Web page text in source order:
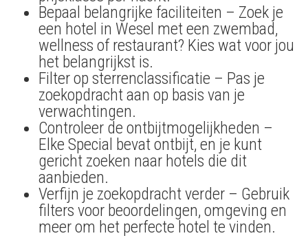
Bepaal belangrijke faciliteiten – Zoek je
een hotel in Wesel met een zwembad,
wellness of restaurant? Kies wat voor jou
het belangrijkst is.
Filter op sterrenclassificatie – Pas je
zoekopdracht aan op basis van je
verwachtingen.
Controleer de ontbijtmogelijkheden –
Elke Special bevat ontbijt, en je kunt
gericht zoeken naar hotels die dit
aanbieden.
Verfijn je zoekopdracht verder – Gebruik
filters voor beoordelingen, omgeving en
meer om het perfecte hotel te vinden.